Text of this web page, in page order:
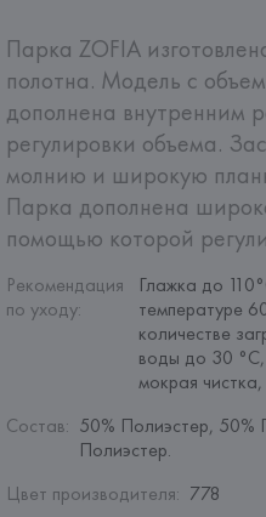
Парка ZOFIA
полотна. Модель с
дополнена внутренним
регулировки объема.
молнию и широкую
Парка дополнена
помощью которой
Рекомендация
по уходу:
Глажка до
температуре
количестве
воды до 30
мокрая
Состав: 50% Полиэстер, 50%
Полиэстер.
Цвет производителя: 778